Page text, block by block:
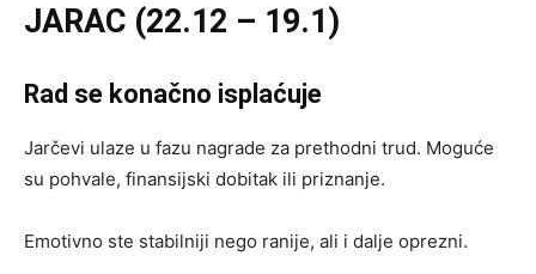
JARAC (22.12 – 19.1)
Rad se konačno isplaćuje
Jarčevi ulaze u fazu nagrade za prethodni trud. Moguće
su pohvale, finansijski dobitak ili priznanje.
Emotivno ste stabilniji nego ranije, ali i dalje oprezni.